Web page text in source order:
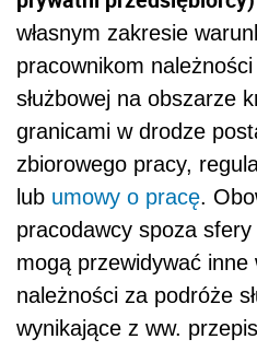
własnym zakresie
pracownikom
służbowej na obszarze
granicami w drodze
zbiorowego pracy,
lub umowy o pracę.
pracodawcy spoza
mogą przewidywać inne
należności za podróże
wynikające z ww.